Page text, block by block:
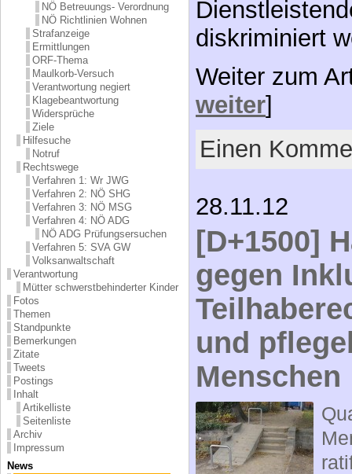
NÖ Betreuungs- Verordnung
NÖ Richtlinien Wohnen
Strafanzeige
Ermittlungen
ORF-Thema
Maulkorb-Versuch
Verantwortung negiert
Klagebeantwortung
Widersprüche
Ziele
Hilfesuche
Notruf
Rechtswege
Verfahren 1: Wr JWG
Verfahren 2: NÖ SHG
Verfahren 3: NÖ MSG
Verfahren 4: NÖ ADG
NÖ ADG Prüfungsersuchen
Verfahren 5: SVA GW
Volksanwaltschaft
Verantwortung
Mütter schwerstbehinderter Kinder
Fotos
Themen
Standpunkte
Bemerkungen
Zitate
Tweets
Postings
Inhalt
Artikelliste
Seitenliste
Archiv
Impressum
News
diskriminiert
Weiter zum
weiter]
Einen
28.11.12
[D+1500]
gegen
und
Menschen